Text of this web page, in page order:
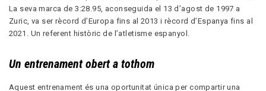
La seva marca de 3:28.95, aconseguida el 13 d’agost de 1997 a
Zuric, va ser rècord d’Europa fins al 2013 i rècord d’Espanya fins al
2021. Un referent històric de l’atletisme espanyol.
Un entrenament obert a tothom
Aquest entrenament és una oportunitat única per compartir una